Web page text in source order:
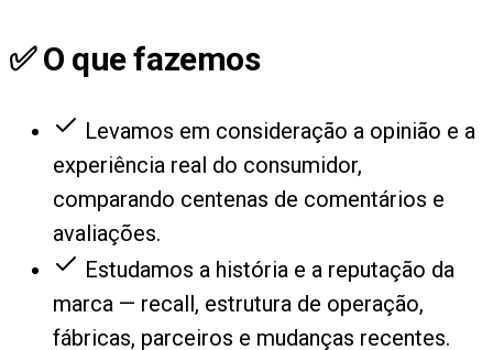
✅ O que fazemos
Levamos em consideração a opinião e a
experiência real do consumidor,
comparando centenas de comentários e
avaliações.
Estudamos a história e a reputação da
marca — recall, estrutura de operação,
fábricas, parceiros e mudanças recentes.